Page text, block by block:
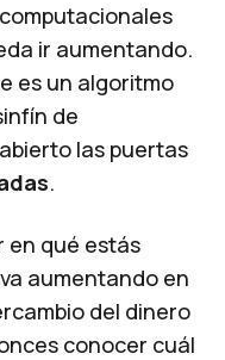
ir aumentando.
es un algoritmo
de
las puertas
.
en qué estás
aumentando en
del dinero
conocer cuál